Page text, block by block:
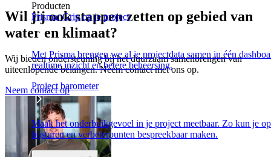
Producten
Prisma: Grip op je project
Met Prisma brengen we al je projectdata samen in één
realtime inzicht en betere beheersing.
Project barometer
Maak het onderbuikgevoel in je project meetbaar. Zo kun je
bijsturen en verbeterpunten bespreekbaar maken.
Wil jij ook stappen zetten op gebied van
water en klimaat?
Wij bieden ondersteuning bij het duurzaam samenbrengen van
uiteenlopende belangen. Neem contact met ons op.
Neem contact op